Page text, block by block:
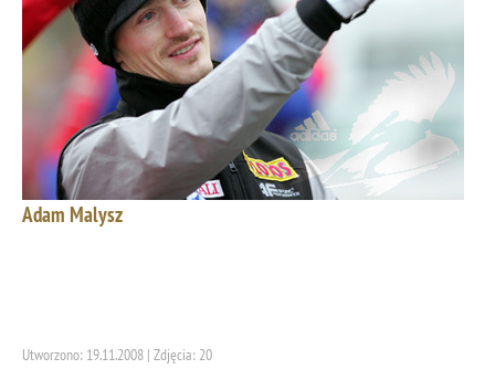
Adam Malysz
Utworzono: 19.11.2008 | Zdjęcia: 20